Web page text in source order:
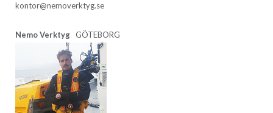
kontor@nemoverktyg.se
Nemo VerktygGÖTEBORG